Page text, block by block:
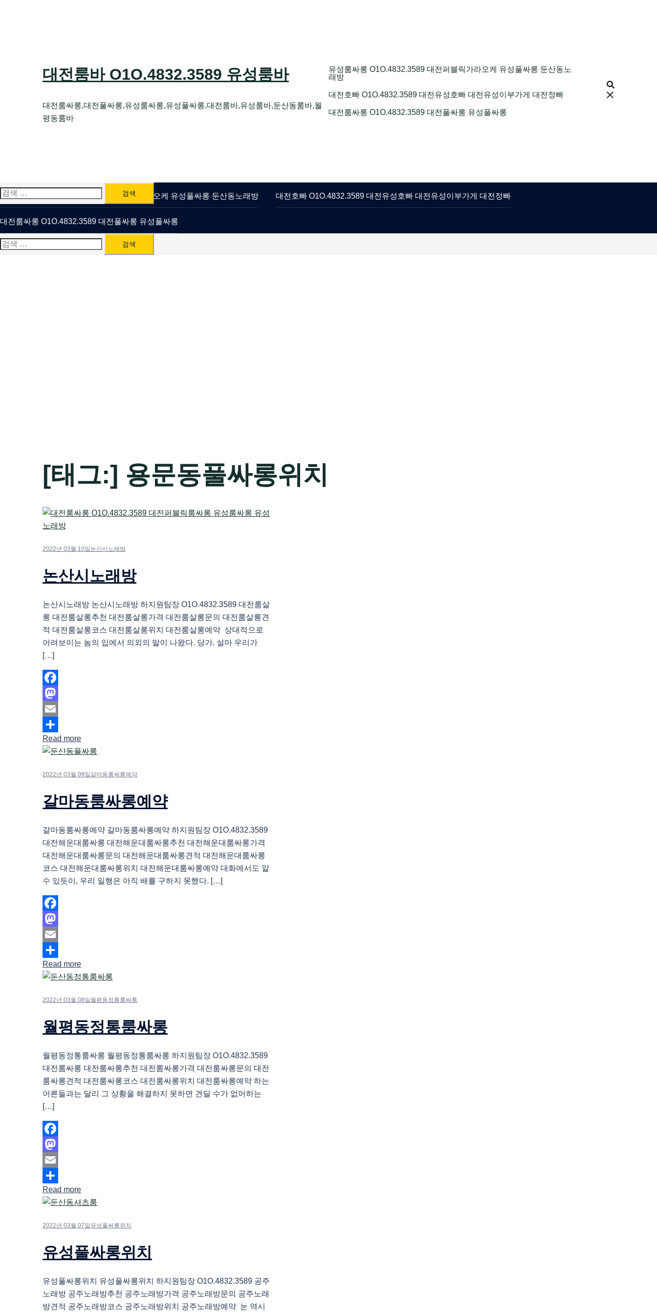
대전룸바 O1O.4832.3589 유성룸바
대전룸싸롱,대전풀싸롱,유성룸싸롱,유성풀싸롱,대전룸바,유성룸바,둔산동룸바,월
평동룸바
유성룸싸롱 O1O.4832.3589 대전퍼블릭가라오케 유성풀싸롱 둔산동노
래방
대전호빠 O1O.4832.3589 대전유성호빠 대전유성이부가게 대전정빠
대전룸싸롱 O1O.4832.3589 대전풀싸롱 유성풀싸롱
검
색:
유성룸싸롱 O1O.4832.3589 대전퍼블릭가라오케 유성풀싸롱 둔산동노래방 대전호빠 O1O.4832.3589 대전유성호빠 대전유성이부가게 대전정빠
대전룸싸롱 O1O.4832.3589 대전풀싸롱 유성풀싸롱
검
[태그:] 용문동풀싸롱위치
2022년 03월 10일 논산시노래방
논산시노래방
논산시노래방 논산시노래방 하지원팀장 O1O.4832.3589 대전룸살
롱 대전룸살롱추천 대전룸살롱가격 대전룸살롱문의 대전룸살롱견
적 대전룸살롱코스 대전룸살롱위치 대전룸살롱예약 상대적으로
어려보이는 놈의 입에서 의외의 말이 나왔다. 당가. 설마 우리가
[…]
Facebook
Mastodon
Email
Share
Read more
2022년 03월 09일 갈마동룸싸롱예약
갈마동룸싸롱예약
갈마동룸싸롱예약 갈마동룸싸롱예약 하지원팀장 O1O.4832.3589
대전해운대룸싸롱 대전해운대룸싸롱추천 대전해운대룸싸롱가격
대전해운대룸싸롱문의 대전해운대룸싸롱견적 대전해운대룸싸롱
코스 대전해운대룸싸롱위치 대전해운대룸싸롱예약 대화에서도 알
수 있듯이, 우리 일행은 아직 배를 구하지 못했다. […]
Facebook
Mastodon
Email
Share
Read more
2022년 03월 08일 월평동정통룸싸롱
월평동정통룸싸롱
월평동정통룸싸롱 월평동정통룸싸롱 하지원팀장 O1O.4832.3589
대전룸싸롱 대전룸싸롱추천 대전룸싸롱가격 대전룸싸롱문의 대전
룸싸롱견적 대전룸싸롱코스 대전룸싸롱위치 대전룸싸롱예약 하는
어른들과는 달리 그 상황을 해결하지 못하면 견딜 수가 없어하는
[…]
Facebook
Mastodon
Email
Share
Read more
2022년 03월 07일 유성풀싸롱위치
유성풀싸롱위치
유성풀싸롱위치 유성풀싸롱위치 하지원팀장 O1O.4832.3589 공주
노래방 공주노래방추천 공주노래방가격 공주노래방문의 공주노래
방견적 공주노래방코스 공주노래방위치 공주노래방예약 눈 역시